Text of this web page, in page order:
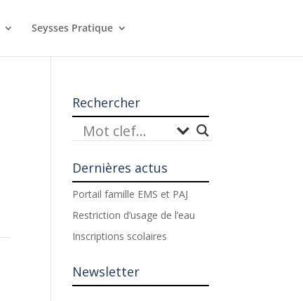
Seysses Pratique
Rechercher
Dernières actus
Portail famille EMS et PAJ
Restriction d’usage de l’eau
Inscriptions scolaires
Newsletter